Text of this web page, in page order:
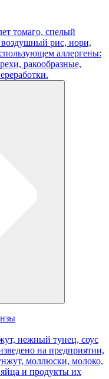
томаго, спелый
воздушный рис, нори,
аллергены:
ракообразные,
нежный тунец, соус
на предприятии,
моллюски, молоко,
яйца и продукты их